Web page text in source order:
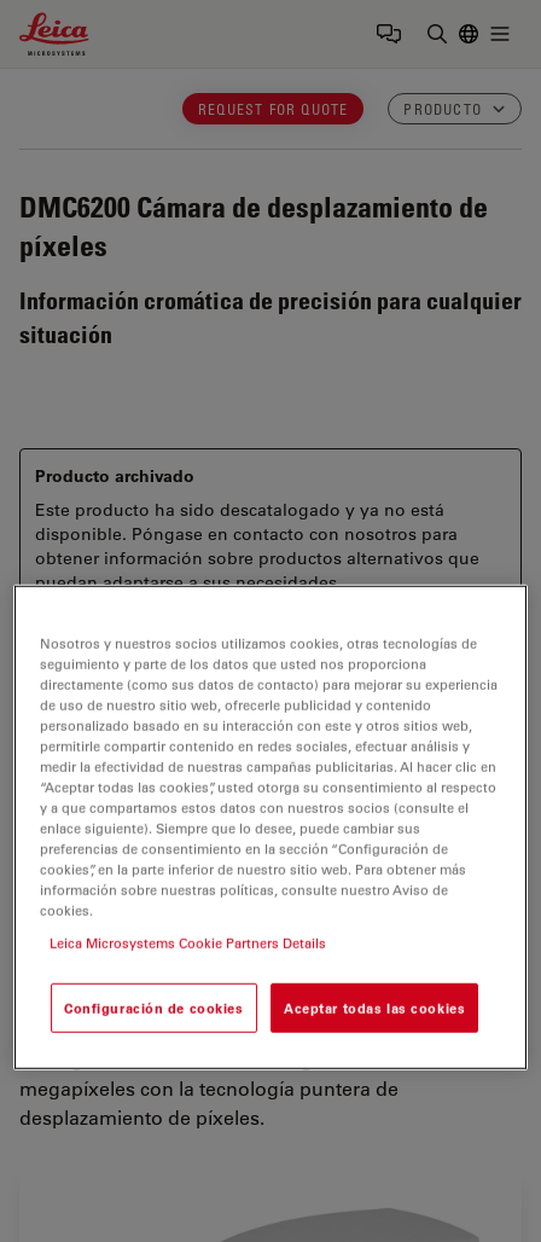
Leica Microsystems Logo
REQUEST FOR QUOTE PRODUCTO
DMC6200 Cámara de desplazamiento de
píxeles
Información cromática de precisión para cualquier
situación
Producto archivado
Este producto ha sido descatalogado y ya no está
disponible. Póngase en contacto con nosotros para
obtener información sobre productos alternativos que
puedan adaptarse a sus necesidades.
¿Necesita capturar imágenes en condiciones de campo
claro, campo oscuro y quizás hasta de fluorescencia?
¿Le gustaría tener una cámara que pudiera generar
imágenes brillantes y nítidas en todas esas
situaciones?
La cámara DMC6200 entrega imágenes espectaculares
con detalles de color intenso y gran contraste desde el
mínimo hasta el máximo aumento. Su vanguardista
sensor CMOS tiene un tamaño de píxel de 5,86 µm,
una resolución de 2,3 megapíxeles y un asombroso
rango dinámico de 73 dB (4000:1).
megapíxeles con la tecnología puntera de
desplazamiento de píxeles.
Nosotros y nuestros socios utilizamos cookies, otras tecnologías de
seguimiento y parte de los datos que usted nos proporciona
directamente (como sus datos de contacto) para mejorar su experiencia
de uso de nuestro sitio web, ofrecerle publicidad y contenido
personalizado basado en su interacción con este y otros sitios web,
permitirle compartir contenido en redes sociales, efectuar análisis y
medir la efectividad de nuestras campañas publicitarias. Al hacer clic en
“Aceptar todas las cookies”, usted otorga su consentimiento al respecto
y a que compartamos estos datos con nuestros socios (consulte el
enlace siguiente). Siempre que lo desee, puede cambiar sus
preferencias de consentimiento en la sección “Configuración de
cookies”, en la parte inferior de nuestro sitio web. Para obtener más
información sobre nuestras políticas, consulte nuestro Aviso de
cookies.
Leica Microsystems Cookie Partners Details
Configuración de cookies Aceptar todas las cookies